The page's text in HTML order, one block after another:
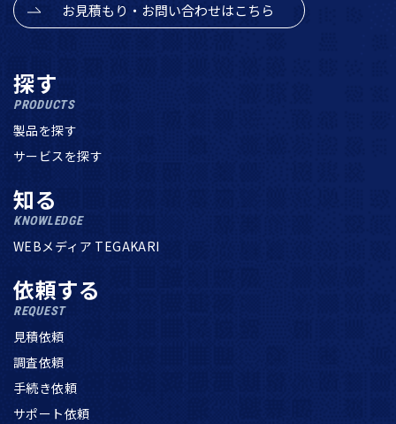
お見積もり・お問い合わせはこちら
探す
PRODUCTS
製品を探す
サービスを探す
知る
KNOWLEDGE
WEBメディア TEGAKARI
依頼する
REQUEST
見積依頼
調査依頼
手続き依頼
サポート依頼